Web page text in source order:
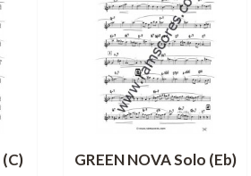
GREEN NOVA Solo (Eb)